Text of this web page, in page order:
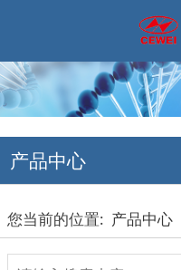
产品中心
您当前的位置: 产品中心